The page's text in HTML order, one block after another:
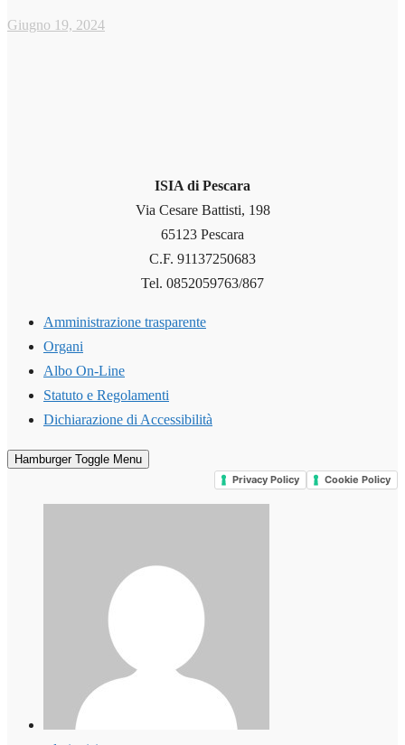
Giugno 19, 2024
ISIA di Pescara
Via Cesare Battisti, 198
65123 Pescara
C.F. 91137250683
Tel. 0852059763/867
Amministrazione trasparente
Organi
Albo On-Line
Statuto e Regolamenti
Dichiarazione di Accessibilità
Hamburger Toggle Menu
Privacy Policy Cookie Policy